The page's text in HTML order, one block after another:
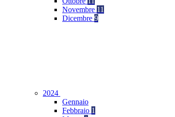
Novembre 11
Dicembre 9
2024
Gennaio
Febbraio 1